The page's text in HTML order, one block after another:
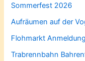
Sommerfest 2026
Aufräumen auf der
Flohmarkt
Trabrennbahn